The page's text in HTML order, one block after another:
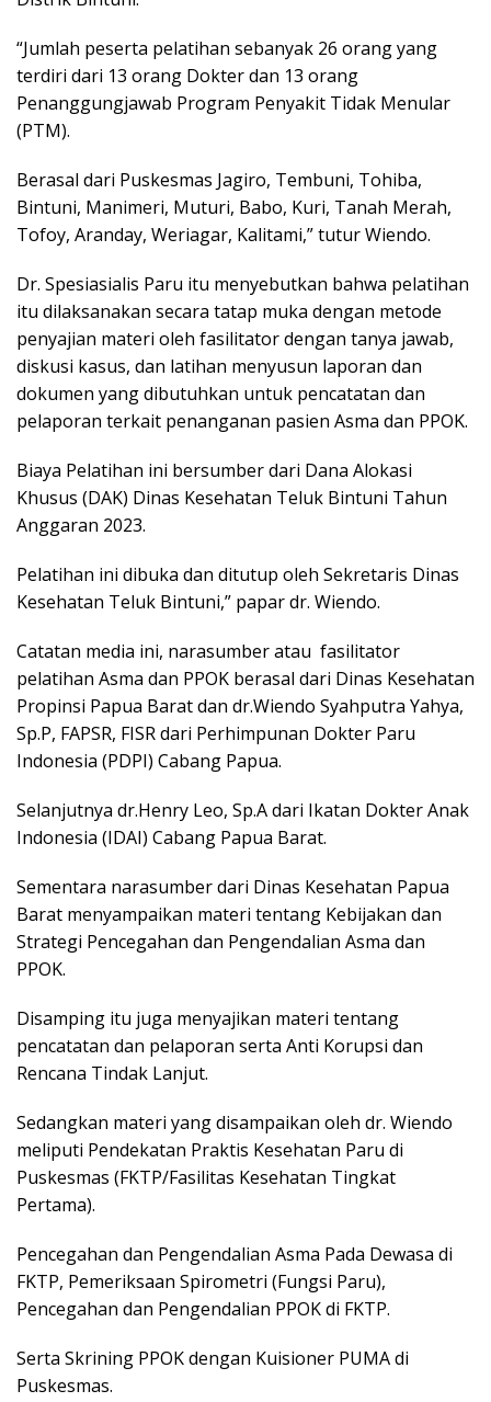
“Jumlah peserta pelatihan sebanyak 26 orang yang
terdiri dari 13 orang Dokter dan 13 orang
Penanggungjawab Program Penyakit Tidak Menular
(PTM).
Berasal dari Puskesmas Jagiro, Tembuni, Tohiba,
Bintuni, Manimeri, Muturi, Babo, Kuri, Tanah Merah,
Tofoy, Aranday, Weriagar, Kalitami,” tutur Wiendo.
Dr. Spesiasialis Paru itu menyebutkan bahwa pelatihan
itu dilaksanakan secara tatap muka dengan metode
penyajian materi oleh fasilitator dengan tanya jawab,
diskusi kasus, dan latihan menyusun laporan dan
dokumen yang dibutuhkan untuk pencatatan dan
pelaporan terkait penanganan pasien Asma dan PPOK.
Biaya Pelatihan ini bersumber dari Dana Alokasi
Khusus (DAK) Dinas Kesehatan Teluk Bintuni Tahun
Anggaran 2023.
Pelatihan ini dibuka dan ditutup oleh Sekretaris Dinas
Kesehatan Teluk Bintuni,” papar dr. Wiendo.
Catatan media ini, narasumber atau fasilitator
pelatihan Asma dan PPOK berasal dari Dinas Kesehatan
Propinsi Papua Barat dan dr.Wiendo Syahputra Yahya,
Sp.P, FAPSR, FISR dari Perhimpunan Dokter Paru
Indonesia (PDPI) Cabang Papua.
Selanjutnya dr.Henry Leo, Sp.A dari Ikatan Dokter Anak
Indonesia (IDAI) Cabang Papua Barat.
Sementara narasumber dari Dinas Kesehatan Papua
Barat menyampaikan materi tentang Kebijakan dan
Strategi Pencegahan dan Pengendalian Asma dan
PPOK.
Disamping itu juga menyajikan materi tentang
pencatatan dan pelaporan serta Anti Korupsi dan
Rencana Tindak Lanjut.
Sedangkan materi yang disampaikan oleh dr. Wiendo
meliputi Pendekatan Praktis Kesehatan Paru di
Puskesmas (FKTP/Fasilitas Kesehatan Tingkat
Pertama).
Pencegahan dan Pengendalian Asma Pada Dewasa di
FKTP, Pemeriksaan Spirometri (Fungsi Paru),
Pencegahan dan Pengendalian PPOK di FKTP.
Serta Skrining PPOK dengan Kuisioner PUMA di
Puskesmas.